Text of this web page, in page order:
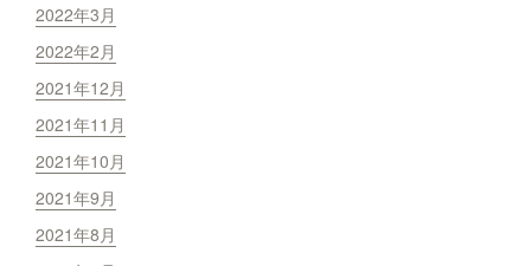
2022年3月
2022年2月
2021年12月
2021年11月
2021年10月
2021年9月
2021年8月